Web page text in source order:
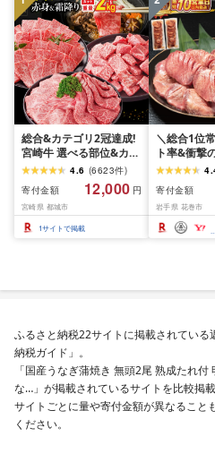
総合&カテゴリ2冠達成!
宮崎牛 選べる部位&カッ
ト (赤身&霜降り)or(赤身
のみ) 500g 1kg 2kg[発
送時期が選べる] 牛肉 焼
肉 すき焼き しゃぶしゃ
ぶ ステーキ ギフト お中
4.6 (6623件)
寄付金額
12,000 円
宮崎県 都城市
1サイトで掲載
＼総合1位
ト率&衝撃
厚切り牛タ
ピード発送
内発送≫ 選
500g / 1kg
届く 牛肉
と 人気 ラ
寄付金額
岩手県 花巻市
ふるさと納税22サイトに掲載されている
納税ガイド」。
「国産うなぎ蒲焼き 無頭2尾 熟成たれ
な…」が掲載されているサイトを比較掲載
サイトごとに量や寄付金額が異なること
ください。